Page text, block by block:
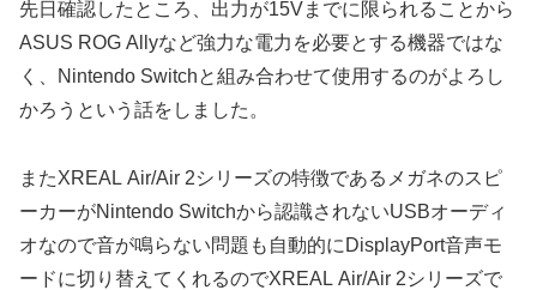
先日確認したところ、出力が15Vまでに限られることから
ASUS ROG Allyなど強力な電力を必要とする機器ではな
く、Nintendo Switchと組み合わせて使用するのがよろし
かろうという話をしました。
またXREAL Air/Air 2シリーズの特徴であるメガネのスピ
ーカーがNintendo Switchから認識されないUSBオーディ
オなので音が鳴らない問題も自動的にDisplayPort音声モ
ードに切り替えてくれるのでXREAL Air/Air 2シリーズで